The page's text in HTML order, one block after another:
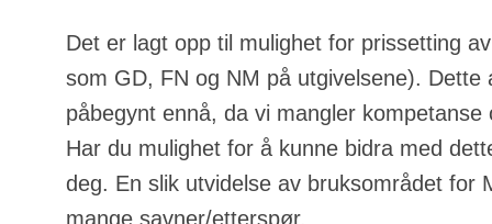
Det er lagt opp til mulighet for prissetting
som GD, FN og NM på utgivelsene). Dette
påbegynt ennå, da vi mangler
Har du mulighet for å kunne bidra med
deg. En slik utvidelse av bruksområdet for
mange savner/etterspør.